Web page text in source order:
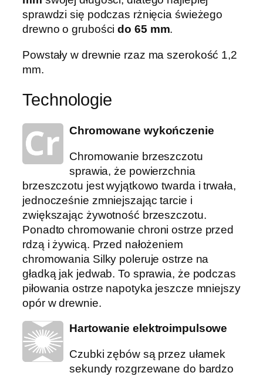
sprawdzi się podczas rżnięcia świeżego
drewno o gruboścido 65 mm.
Powstały w drewnie rzaz ma szerokość 1,2
mm.
Technologie
Chromowane wykończenie
Chromowanie brzeszczotu
sprawia, że ​​powierzchnia
brzeszczotu jest wyjątkowo twarda i trwała,
jednocześnie zmniejszając tarcie i
zwiększając żywotność brzeszczotu.
Ponadto chromowanie chroni ostrze przed
rdzą i żywicą. Przed nałożeniem
chromowania Silky poleruje ostrze na
gładką jak jedwab. To sprawia, że ​​podczas
piłowania ostrze napotyka jeszcze mniejszy
opór w drewnie.
Hartowanie elektroimpulsowe
Czubki zębów są przez ułamek
sekundy rozgrzewane do bardzo